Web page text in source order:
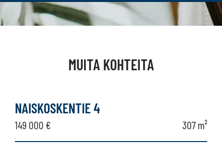
MUITA KOHTEITA
NAISKOSKENTIE 4
149 000 € 307 m²